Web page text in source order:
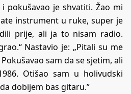
pokušavao je shvatiti. Žao mi
instrument u ruke, super je
prije, ali ja to nisam radio.
Nastavio je: „Pitali su me
sam da se sjetim, ali
Otišao sam u holivudski
dobijem bas gitaru.”